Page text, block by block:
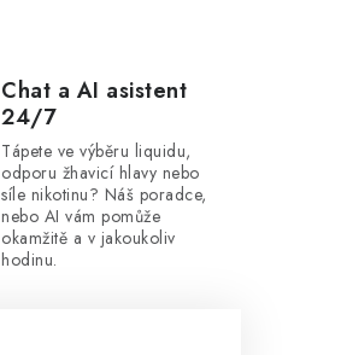
Chat a AI asistent
24/7
Tápete ve výběru liquidu,
odporu žhavicí hlavy nebo
síle nikotinu? Náš poradce,
nebo AI vám pomůže
okamžitě a v jakoukoliv
hodinu.